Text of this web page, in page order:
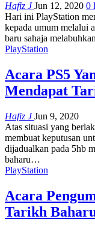
Hafiz JJun 12, 2020 0
Hari ini PlayStation
kepada umum melalui
baru sahaja
PlayStation
Acara PS5
Mendapat
Hafiz JJun 9, 2020
Atas situasi yang
membuat keputusan
dijadualkan pada 5hb
baharu…
PlayStation
Acara
Tarikh